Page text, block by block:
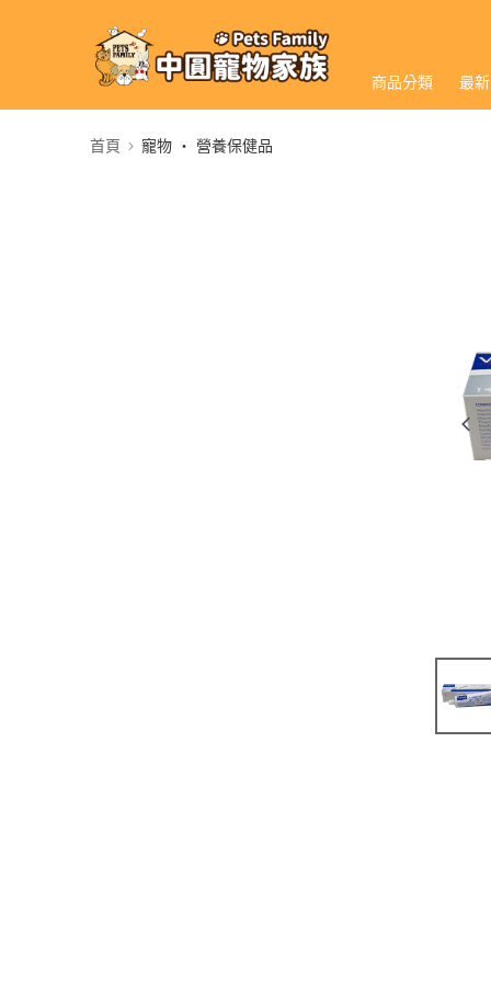
商品分類 最
首頁 寵物 ‧ 營養保健品